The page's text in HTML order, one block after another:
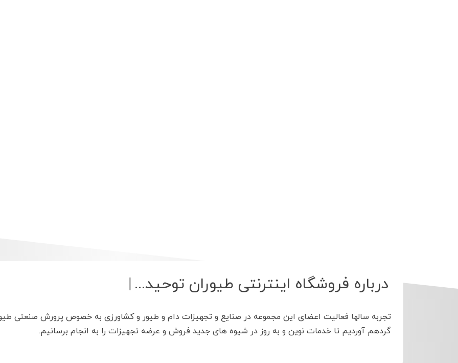
درباره فروشگاه اینترنتی طیوران توحید..
تجربه سالها فعالیت اعضای این مجموعه در صنایع و تجهیزات دام و طیور و کشاورزی به خصوص پرورش صنعتی
گردهم آوردیم تا خدمات نوین و به روز در شیوه های جدید فروش و عرضه تجهیزات را به انجام برسانیم.